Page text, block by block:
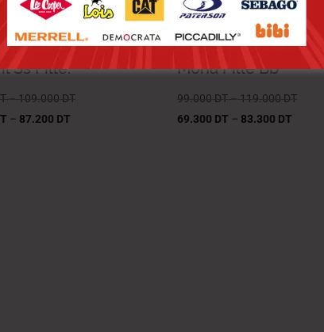
D70585-38
Ss Fille.
109.000 DT
– 87.200 DT
Lois Jean D70585-49
Mona Fille Bb
99.000 DT 119.000 DT
69.300 DT – 83.300 DT